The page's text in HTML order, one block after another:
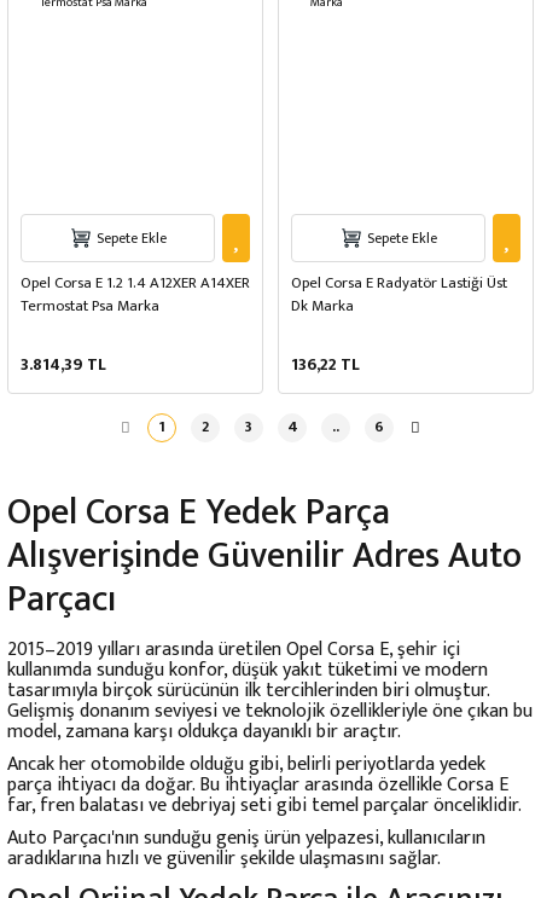
Sepete Ekle
Opel Corsa E 1.2 1.4 A12XER A14XER
Termostat Psa Marka
3.814,39 TL
Sepete Ekle
Opel Corsa E Radyatör Lastiği Üst
Dk Marka
136,22 TL
1 2 3 4 .. 6
Opel Corsa E Yedek Parça
Alışverişinde Güvenilir Adres Auto
Parçacı
2015–2019 yılları arasında üretilenOpel Corsa E, şehir içi
kullanımda sunduğu konfor, düşük yakıt tüketimi ve modern
tasarımıyla birçok sürücünün ilk tercihlerinden biri olmuştur.
Gelişmiş donanım seviyesi ve teknolojik özellikleriyle öne çıkan bu
model, zamana karşı oldukça dayanıklı bir araçtır.
Ancak her otomobilde olduğu gibi, belirli periyotlarda yedek
parça ihtiyacı da doğar. Bu ihtiyaçlar arasında özellikle Corsa E
far, fren balatası ve debriyaj seti gibi temel parçalar önceliklidir.
Auto Parçacı'nın sunduğu geniş ürün yelpazesi, kullanıcıların
aradıklarına hızlı ve güvenilir şekilde ulaşmasını sağlar.